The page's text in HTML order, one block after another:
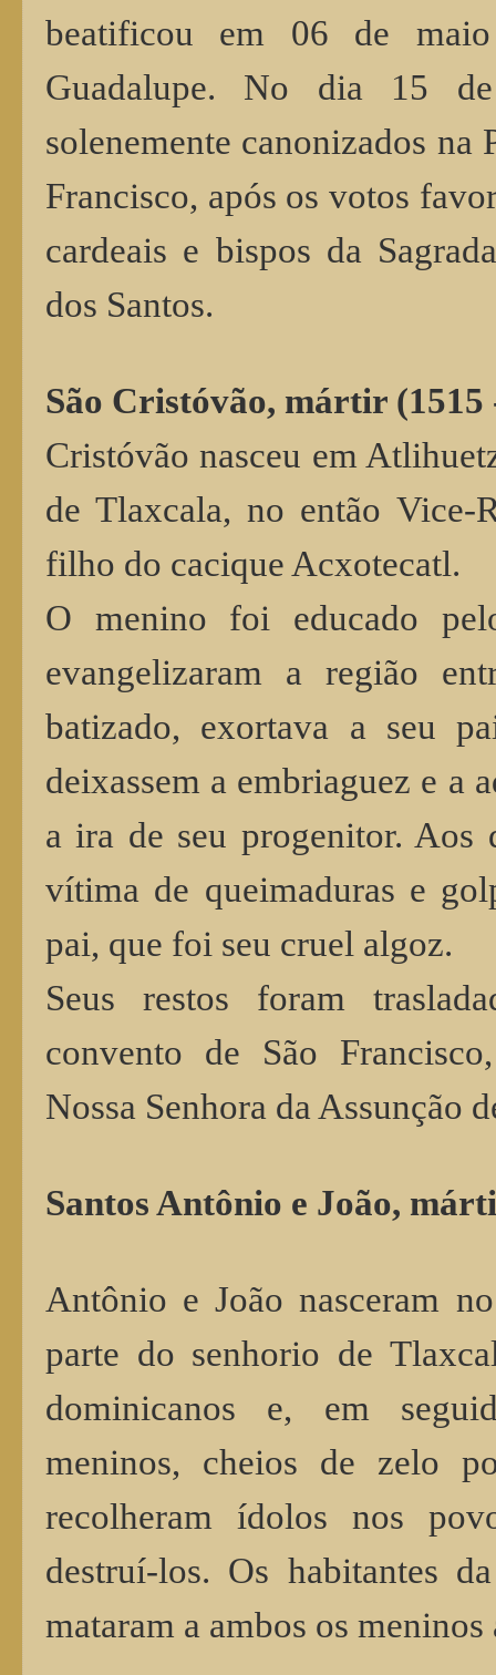
beatificou em 06 de
Guadalupe. No dia 15
solenemente canonizados na
Francisco, após os votos
cardeais e bispos da
dos Santos.
São Cristóvão, mártir (1515
Cristóvão nasceu em
de Tlaxcala, no então Vice-
filho do cacique Acxotecatl.
O menino foi educado
evangelizaram a região
batizado, exortava a seu
deixassem a embriaguez e a
a ira de seu progenitor. Aos
vítima de queimaduras e
pai, que foi seu cruel algoz.
Seus restos foram
convento de São
Nossa Senhora da Assunção
Santos Antônio e João,
Antônio e João nasceram
parte do senhorio de
dominicanos e, em
meninos, cheios de zelo
recolheram ídolos nos
destruí-los. Os habitantes
mataram a ambos os meninos